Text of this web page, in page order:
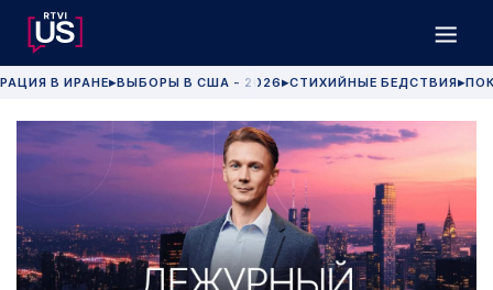
В ИРАНЕ▶ВЫБОРЫ В США - 2026 ▶СТИХИЙНЫЕ БЕДСТВИЯ▶